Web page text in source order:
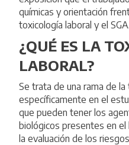
químicas y orientación
toxicología laboral y el SGA.
¿QUÉ ES LA
LABORAL?
Se trata de una rama de
específicamente en el
que pueden tener los
biológicos presentes en
la evaluación de los